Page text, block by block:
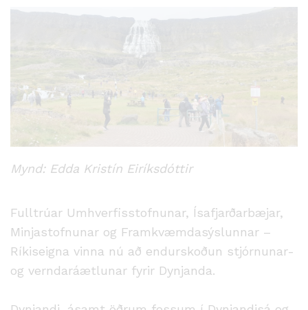
Mynd: Edda Kristín Eiríksdóttir
Fulltrúar Umhverfisstofnunar, Ísafjarðarbæjar,
Minjastofnunar og Framkvæmdasýslunnar –
Ríkiseigna vinna nú að endurskoðun stjórnunar-
og verndaráætlunar fyrir Dynjanda.